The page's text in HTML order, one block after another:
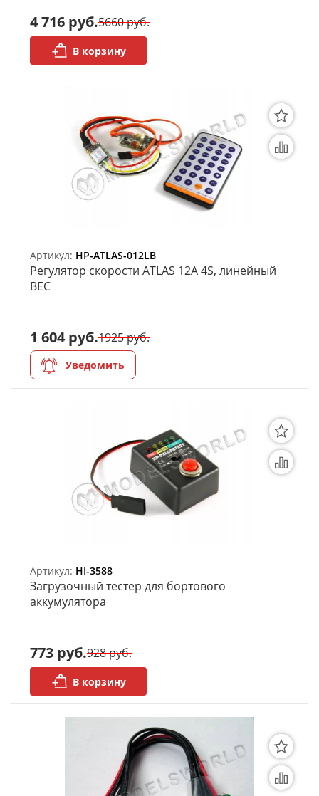
Новогодние изделия
Дерево БАЛЬЗА и
Модели из ФП смолы
Детские товары
АРХИВ
4 716 руб.5660 руб.
В корзину
Артикул: HP-ATLAS-012LB
Регулятор скорости ATLAS 12A 4S, линейный
ВЕС
1 604 руб.1925 руб.
Уведомить
Артикул: HI-3588
Загрузочный тестер для бортового
аккумулятора
773 руб.928 руб.
В корзину